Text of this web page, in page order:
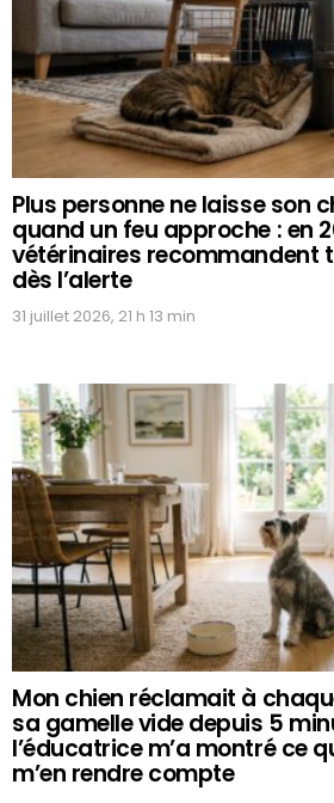
Plus personne ne laisse son
quand un feu approche : en
vétérinaires recommandent
dès l’alerte
31 juillet 2026, 21 h 13 min
Mon chien réclamait à
sa gamelle vide depuis 5
l’éducatrice m’a montré ce
m’en rendre compte